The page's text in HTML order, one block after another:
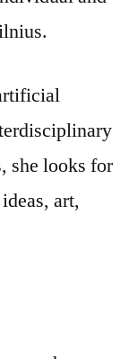
she looks for
art,